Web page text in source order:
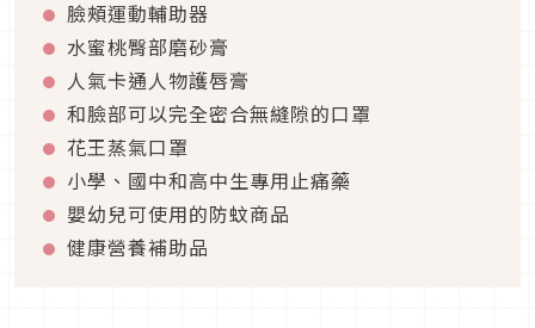
臉頰運動輔助器
水蜜桃臀部磨砂膏
人氣卡通人物護唇膏
​和臉部可以完全密合無縫隙的口罩​
花王蒸氣口罩
小學、國中和高中生專用止痛藥
嬰幼兒可使用的防蚊商品
健康營養補助品